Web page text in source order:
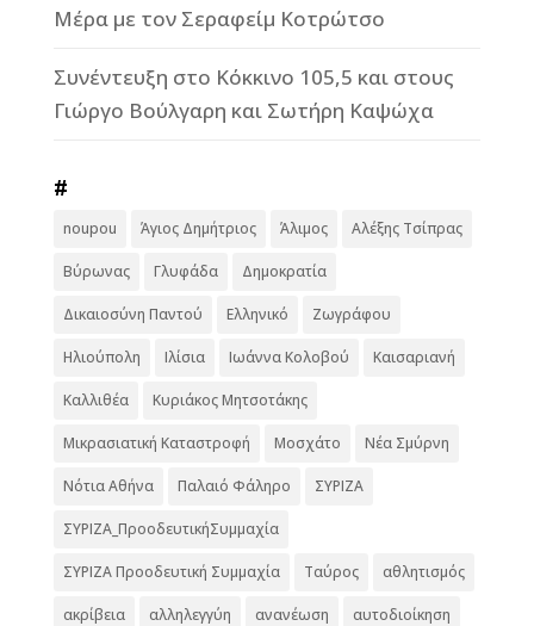
Μέρα με τον Σεραφείμ Κοτρώτσο
Συνέντευξη στο Κόκκινο 105,5 και στους
Γιώργο Βούλγαρη και Σωτήρη Καψώχα
#
noupou Άγιος Δημήτριος Άλιμος Αλέξης Τσίπρας
Βύρωνας Γλυφάδα Δημοκρατία
Δικαιοσύνη Παντού Ελληνικό Ζωγράφου
Ηλιούπολη Ιλίσια Ιωάννα Κολοβού Καισαριανή
Καλλιθέα Κυριάκος Μητσοτάκης
Μικρασιατική Καταστροφή Μοσχάτο Νέα Σμύρνη
Νότια Αθήνα Παλαιό Φάληρο ΣΥΡΙΖΑ
ΣΥΡΙΖΑ_ΠροοδευτικήΣυμμαχία
ΣΥΡΙΖΑ Προοδευτική Συμμαχία Ταύρος αθλητισμός
ακρίβεια αλληλεγγύη ανανέωση αυτοδιοίκηση